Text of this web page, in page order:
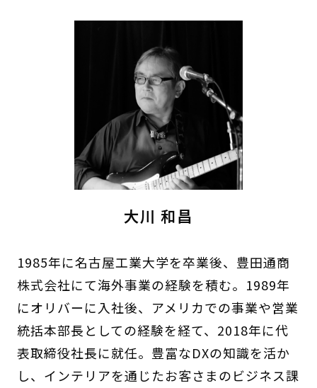
大川 和昌
1985年に名古屋工業大学を卒業後、豊田通商
株式会社にて海外事業の経験を積む。1989年
にオリバーに入社後、アメリカでの事業や営業
統括本部長としての経験を経て、2018年に代
表取締役社長に就任。豊富なDXの知識を活か
し、インテリアを通じたお客さまのビジネス課